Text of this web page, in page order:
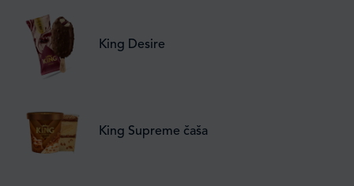
King Desire
King Supreme čaša